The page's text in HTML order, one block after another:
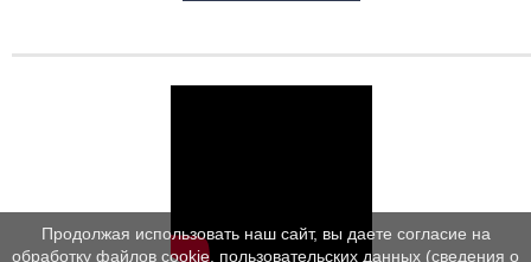
Продолжая использовать наш сайт, вы даете согласие на
обработку файлов cookie, пользовательских данных (сведения о